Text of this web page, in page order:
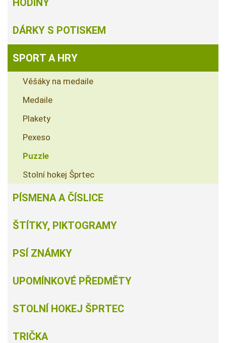
DÁRKY S POTISKEM
SPORT A HRY
Věšáky na medaile
Medaile
Plakety
Pexeso
Puzzle
Stolní hokej Šprtec
PÍSMENA A ČÍSLICE
ŠTÍTKY, PIKTOGRAMY
PSÍ ZNÁMKY
UPOMÍNKOVÉ PŘEDMĚTY
STOLNÍ HOKEJ ŠPRTEC
TRIČKA